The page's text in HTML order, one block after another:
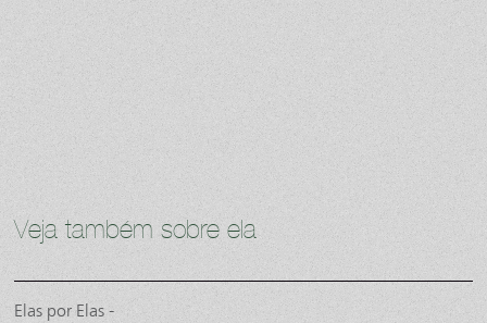
Veja também sobre ela
Elas por Elas -